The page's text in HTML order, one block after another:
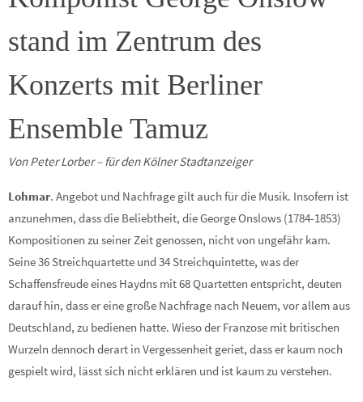
stand im Zentrum des
Konzerts mit Berliner
Ensemble Tamuz
Von Peter Lorber – für den Kölner Stadtanzeiger
Lohmar. Angebot und Nachfrage gilt auch für die Musik. Insofern ist
anzunehmen, dass die Beliebtheit, die George Onslows (1784-1853)
Kompositionen zu seiner Zeit genossen, nicht von ungefähr kam.
Seine 36 Streichquartette und 34 Streichquintette, was der
Schaffensfreude eines Haydns mit 68 Quartetten entspricht, deuten
darauf hin, dass er eine große Nachfrage nach Neuem, vor allem aus
Deutschland, zu bedienen hatte. Wieso der Franzose mit britischen
Wurzeln dennoch derart in Vergessenheit geriet, dass er kaum noch
gespielt wird, lässt sich nicht erklären und ist kaum zu verstehen.